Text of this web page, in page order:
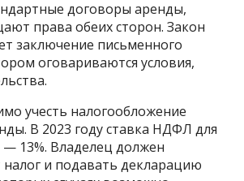
договоры аренды,
права обеих сторон. Закон
заключение письменного
оговариваются условия,
учесть налогообложение
В 2023 году ставка НДФЛ для
— 13%. Владелец должен
налог и подавать декларацию